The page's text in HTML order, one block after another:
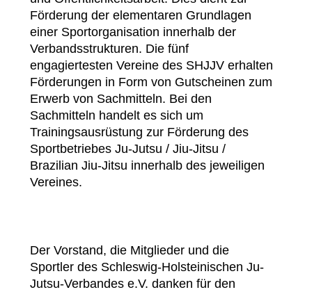
Förderung der elementaren Grundlagen
einer Sportorganisation innerhalb der
Verbandsstrukturen. Die fünf
engagiertesten Vereine des SHJJV erhalten
Förderungen in Form von Gutscheinen zum
Erwerb von Sachmitteln. Bei den
Sachmitteln handelt es sich um
Trainingsausrüstung zur Förderung des
Sportbetriebes Ju-Jutsu / Jiu-Jitsu /
Brazilian Jiu-Jitsu innerhalb des jeweiligen
Vereines.
Der Vorstand, die Mitglieder und die
Sportler des Schleswig-Holsteinischen Ju-
Jutsu-Verbandes e.V. danken für den